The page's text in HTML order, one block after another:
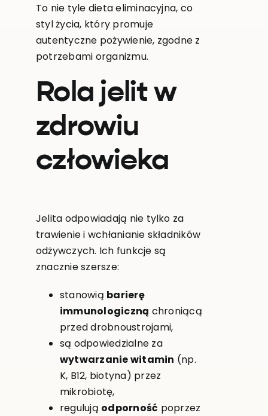
To nie tyle dieta eliminacyjna, co
styl życia, który promuje
autentyczne pożywienie, zgodne z
potrzebami organizmu.
Rola jelit w
zdrowiu
człowieka
Jelita odpowiadają nie tylko za
trawienie i wchłanianie składników
odżywczych. Ich funkcje są
znacznie szersze:
stanowią barierę
immunologiczną chroniącą
przed drobnoustrojami,
są odpowiedzialne za
wytwarzanie witamin (np.
K, B12, biotyna) przez
mikrobiotę,
regulują odporność poprzez